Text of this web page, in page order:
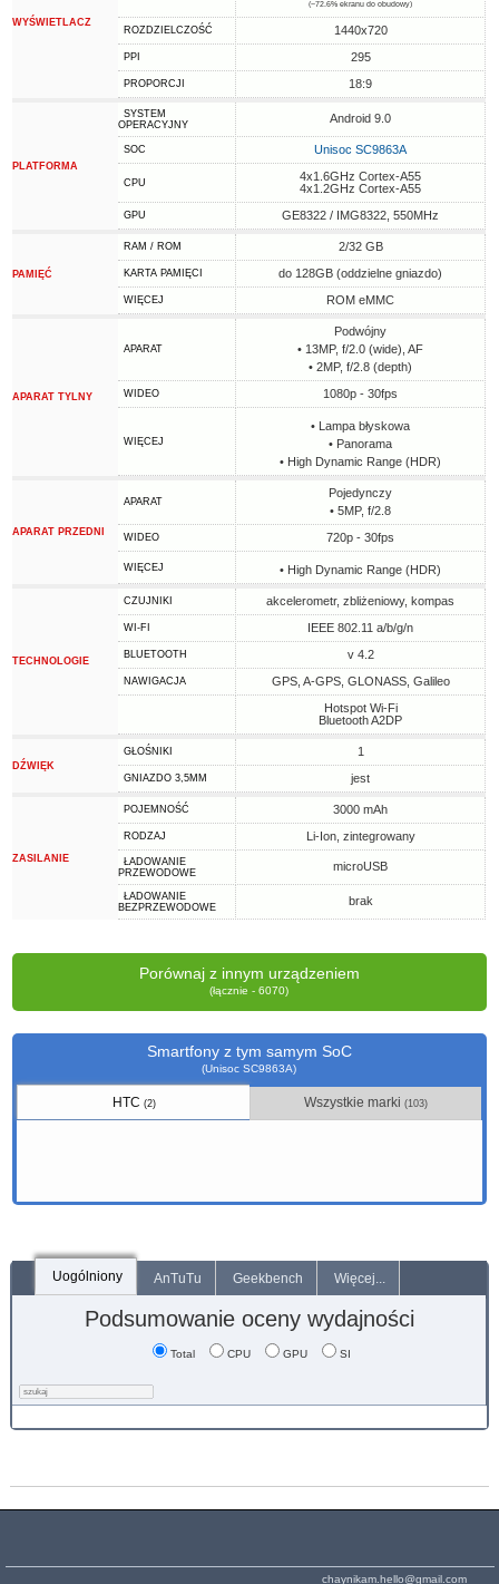
WYŚWIETLACZ
(~72.6% ekranu do obudowy)
ROZDZIELCZOŚĆ 1440x720
PPI 295
PROPORCJI 18:9
PLATFORMA
SYSTEM
OPERACYJNY
Android 9.0
SOC Unisoc SC9863A
CPU
4x1.6GHz Cortex-A55
4x1.2GHz Cortex-A55
GPU GE8322 / IMG8322, 550MHz
PAMIĘĆ
RAM / ROM 2/32 GB
KARTA PAMIĘCI do 128GB (oddzielne gniazdo)
WIĘCEJ ROM eMMC
APARAT TYLNY
APARAT
Podwójny
• 13MP, f/2.0 (wide), AF
• 2MP, f/2.8 (depth)
WIDEO 1080p - 30fps
WIĘCEJ
• Lampa błyskowa
• Panorama
• High Dynamic Range (HDR)
APARAT PRZEDNI
APARAT
Pojedynczy
• 5MP, f/2.8
WIDEO 720p - 30fps
WIĘCEJ • High Dynamic Range (HDR)
TECHNOLOGIE
CZUJNIKI akcelerometr, zbliżeniowy, kompas
WI-FI IEEE 802.11 a/b/g/n
BLUETOOTH v 4.2
NAWIGACJA
GPS, A-GPS, GLONASS, Galileo
Hotspot Wi-Fi
Bluetooth A2DP
DŹWIĘK
GŁOŚNIKI 1
GNIAZDO 3,5MM jest
ZASILANIE
POJEMNOŚĆ 3000 mAh
RODZAJ Li-Ion, zintegrowany
ŁADOWANIE
PRZEWODOWE
microUSB
ŁADOWANIE
BEZPRZEWODOWE
brak
Porównaj z innym urządzeniem
(łącznie - 6070)
Smartfony z tym samym SoC
(Unisoc SC9863A)
HTC (2) Wszystkie marki(103)
Uogólniony AnTuTu Geekbench Więcej...
Podsumowanie oceny wydajności
Total CPU GPU SI
chaynikam.hello@gmail.com